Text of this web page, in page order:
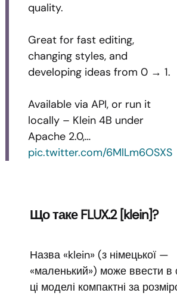
quality.
Great for fast editing,
changing styles, and
developing ideas from 0 → 1.
Available via API, or run it
locally – Klein 4B under
Apache 2.0,…
pic.twitter.com/6MlLm6OSXS
Що таке FLUX.2 [klein]?
Назва «klein» (з німецької —
«маленький») може ввести
ці моделі компактні за